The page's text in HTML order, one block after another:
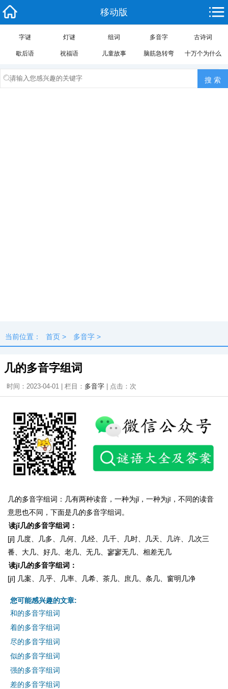
移动版
字谜 灯谜 组词 多音字 古诗词
歇后语 祝福语 儿童故事 脑筋急转弯 十万个为什么
当前位置： 首页 > 多音字 >
几的多音字组词
时间：2023-04-01 | 栏目： 多音字 | 点击： 次
几的多音字组词：几有两种读音，一种为jǐ，一种为jī，不同的读音
意思也不同，下面是几的多音字组词。
读jǐ几的多音字组词：
[jǐ] 几度、几多、几何、几经、几千、几时、几天、几许、几次三
番、大几、好几、老几、无几、寥寥无几、相差无几
读jī几的多音字组词：
[jī] 几案、几乎、几率、几希、茶几、庶几、条几、窗明几净
您可能感兴趣的文章:
和的多音字组词
着的多音字组词
尽的多音字组词
似的多音字组词
强的多音字组词
差的多音字组词